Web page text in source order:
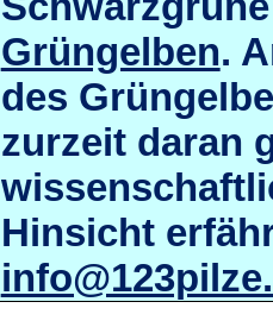
Grüngelben.
des
zurzeit daran
Hinsicht